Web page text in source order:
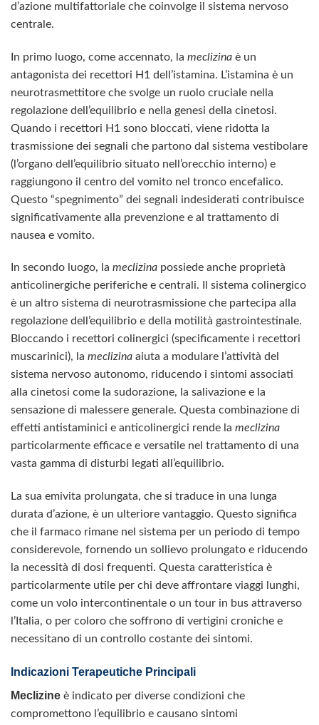
d’azione multifattoriale che coinvolge il sistema nervoso
centrale.
In primo luogo, come accennato, la meclizina è un
antagonista dei recettori H1 dell’istamina. L’istamina è un
neurotrasmettitore che svolge un ruolo cruciale nella
regolazione dell’equilibrio e nella genesi della cinetosi.
Quando i recettori H1 sono bloccati, viene ridotta la
trasmissione dei segnali che partono dal sistema vestibolare
(l’organo dell’equilibrio situato nell’orecchio interno) e
raggiungono il centro del vomito nel tronco encefalico.
Questo “spegnimento” dei segnali indesiderati contribuisce
significativamente alla prevenzione e al trattamento di
nausea e vomito.
In secondo luogo, la meclizina possiede anche proprietà
anticolinergiche periferiche e centrali. Il sistema colinergico
è un altro sistema di neurotrasmissione che partecipa alla
regolazione dell’equilibrio e della motilità gastrointestinale.
Bloccando i recettori colinergici (specificamente i recettori
muscarinici), la meclizina aiuta a modulare l’attività del
sistema nervoso autonomo, riducendo i sintomi associati
alla cinetosi come la sudorazione, la salivazione e la
sensazione di malessere generale. Questa combinazione di
effetti antistaminici e anticolinergici rende la meclizina
particolarmente efficace e versatile nel trattamento di una
vasta gamma di disturbi legati all’equilibrio.
La sua emivita prolungata, che si traduce in una lunga
durata d’azione, è un ulteriore vantaggio. Questo significa
che il farmaco rimane nel sistema per un periodo di tempo
considerevole, fornendo un sollievo prolungato e riducendo
la necessità di dosi frequenti. Questa caratteristica è
particolarmente utile per chi deve affrontare viaggi lunghi,
come un volo intercontinentale o un tour in bus attraverso
l’Italia, o per coloro che soffrono di vertigini croniche e
necessitano di un controllo costante dei sintomi.
Indicazioni Terapeutiche Principali
Meclizine è indicato per diverse condizioni che
compromettono l’equilibrio e causano sintomi